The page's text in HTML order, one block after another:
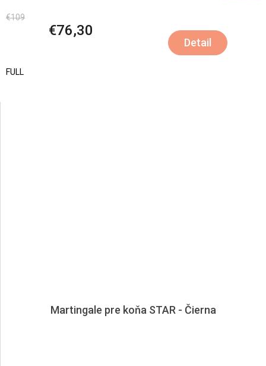
€109
€76,30
Detail
FULL
Martingale pre koňa STAR - Čierna